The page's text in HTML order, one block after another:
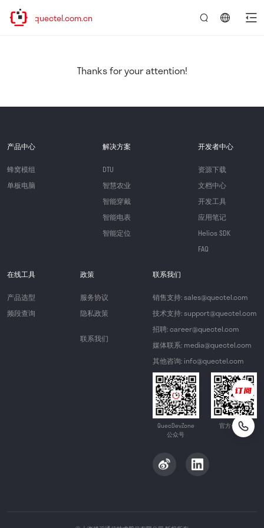
www.quectel.com.cn
Thanks for your attention!
产品中心
蜂窝模组
单板电脑
解决方案
DTU
智慧农业
智能穿戴
智能电表
智能定位
开发者中心
资源下载
文档中心
开发工具
应用笔记
Helios SDK
FAQ
在线工具
产品选型
频段查询
政策
服务协议
隐私政策
联系我们
联系我们
销售支持: sales@quectel.com
技术支持: support@quectel.com
招聘: career@quectel.com
媒体联系: media@quectel.com
其他咨询: info@quectel.com
QuecDevZone
公众号
官方公众号